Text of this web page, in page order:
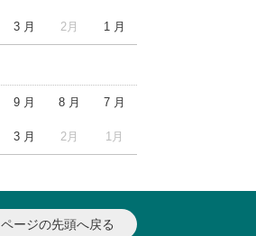
3 月 2月 1 月
9 月 8 月 7 月
3 月 2月 1月
ページの先頭へ戻る